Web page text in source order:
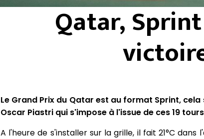
Qatar,
Le Grand Prix du Qatar est au format Sprint,
Oscar Piastri qui s'impose à l'issue de ces 19
A l'heure de s'installer sur la grille, il fait 21°C